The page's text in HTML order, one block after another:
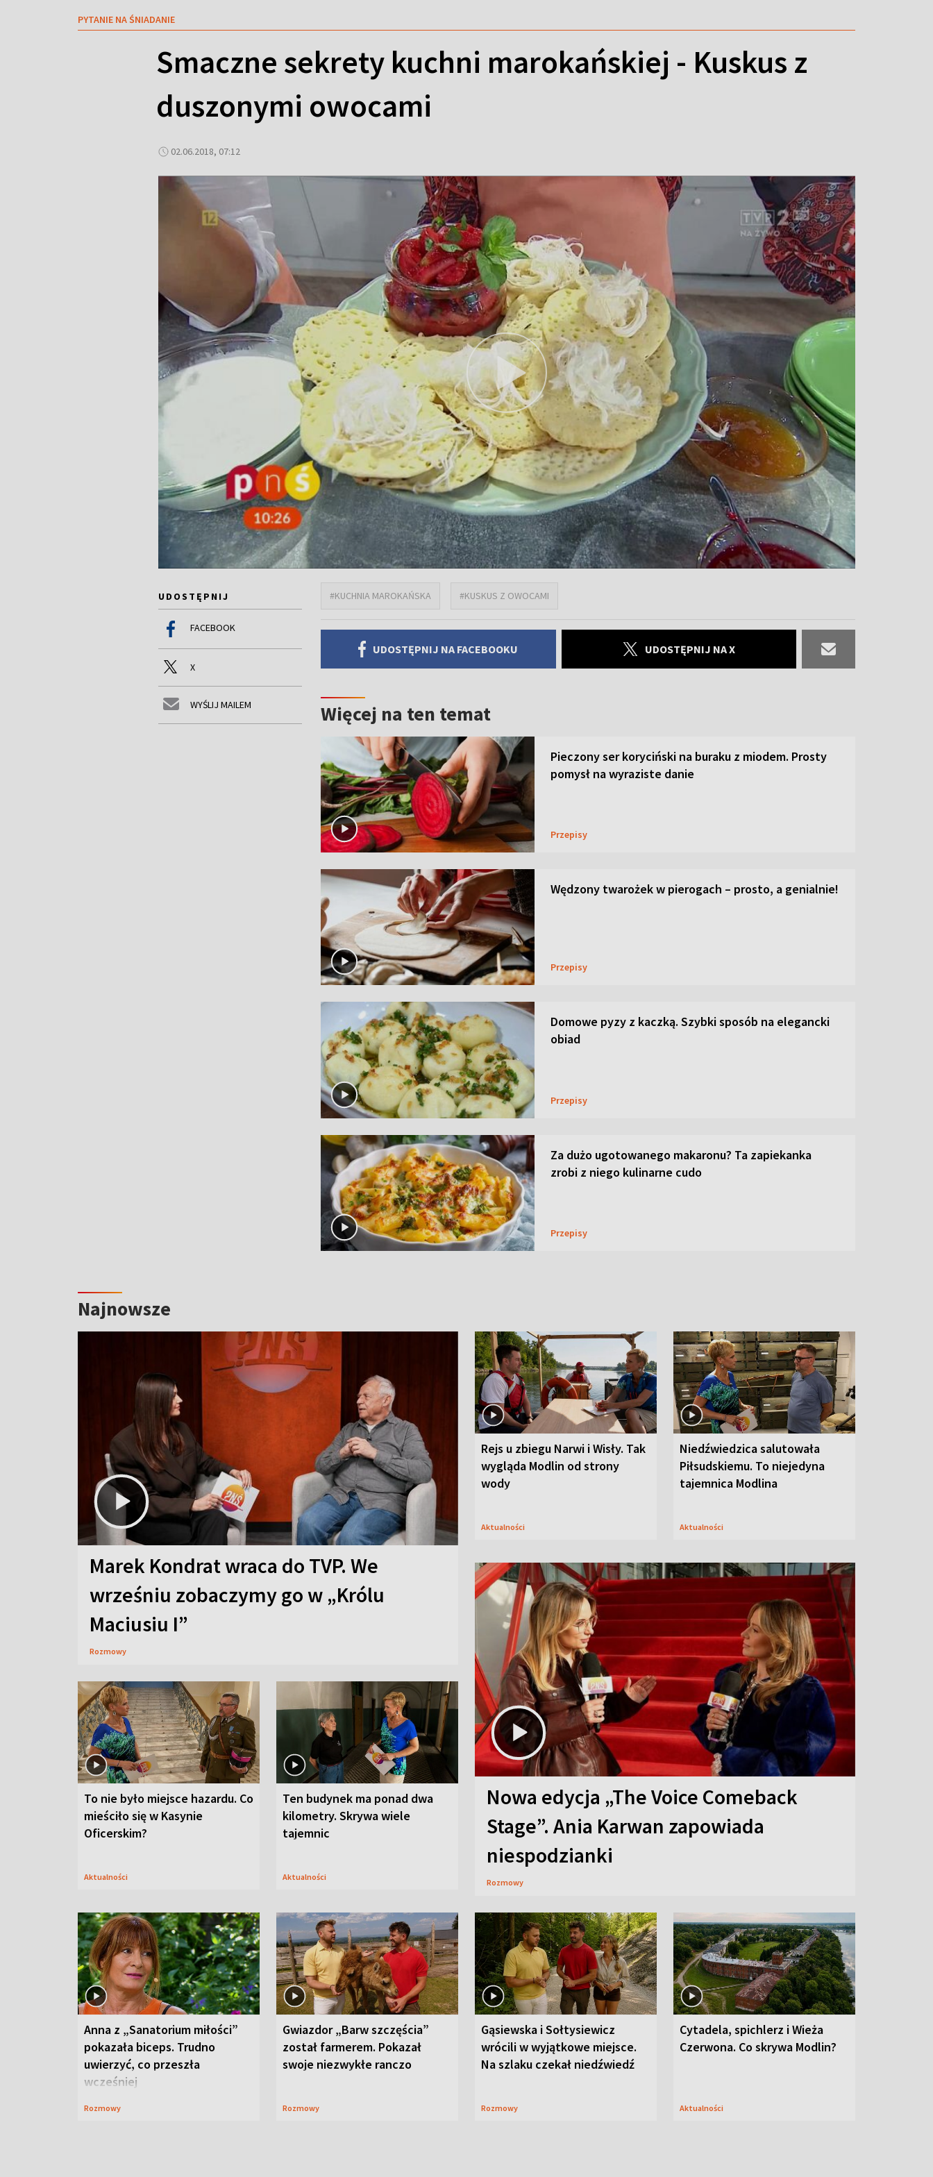
PYTANIE NA ŚNIADANIE
Smaczne sekrety kuchni marokańskiej - Kuskus z
duszonymi owocami
02.06.2018, 07:12
UDOSTĘPNIJ
FACEBOOK
X
WYŚLIJ MAILEM
#KUCHNIA MAROKAŃSKA #KUSKUS Z OWOCAMI
UDOSTĘPNIJ NA FACEBOOKU UDOSTĘPNIJ NA X
Więcej na ten temat
Pieczony ser koryciński na buraku z miodem. Prosty
pomysł na wyraziste danie
Przepisy
Wędzony twarożek w pierogach – prosto, a genialnie!
Przepisy
Domowe pyzy z kaczką. Szybki sposób na elegancki
obiad
Przepisy
Za dużo ugotowanego makaronu? Ta zapiekanka
zrobi z niego kulinarne cudo
Przepisy
Najnowsze
Marek Kondrat wraca do TVP. We
wrześniu zobaczymy go w „Królu
Maciusiu I”
Rozmowy
Rejs u zbiegu Narwi i Wisły. Tak
wygląda Modlin od strony
wody
Aktualności
Niedźwiedzica salutowała
Piłsudskiemu. To niejedyna
tajemnica Modlina
Aktualności
To nie było miejsce hazardu. Co
mieściło się w Kasynie
Oficerskim?
Aktualności
Ten budynek ma ponad dwa
kilometry. Skrywa wiele
tajemnic
Aktualności
Nowa edycja „The Voice Comeback
Stage”. Ania Karwan zapowiada
niespodzianki
Rozmowy
Anna z „Sanatorium miłości”
pokazała biceps. Trudno
uwierzyć, co przeszła
wcześniej
Rozmowy
Gwiazdor „Barw szczęścia”
został farmerem. Pokazał
swoje niezwykłe ranczo
Rozmowy
Gąsiewska i Sołtysiewicz
wrócili w wyjątkowe miejsce.
Na szlaku czekał niedźwiedź
Rozmowy
Cytadela, spichlerz i Wieża
Czerwona. Co skrywa Modlin?
Aktualności